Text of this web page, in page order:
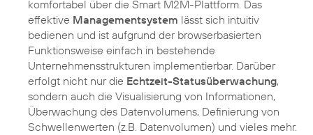
komfortabel über die Smart M2M-Plattform. Das
effektive Managementsystem lässt sich intuitiv
bedienen und ist aufgrund der browserbasierten
Funktionsweise einfach in bestehende
Unternehmensstrukturen implementierbar. Darüber
erfolgt nicht nur die Echtzeit-Statusüberwachung,
sondern auch die Visualisierung von Informationen,
Überwachung des Datenvolumens, Definierung von
Schwellenwerten (z.B. Datenvolumen) und vieles mehr.